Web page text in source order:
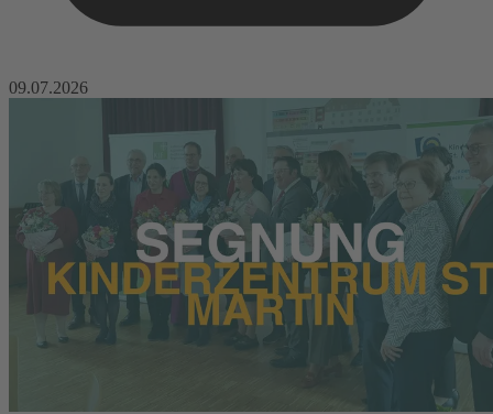
09.07.2026